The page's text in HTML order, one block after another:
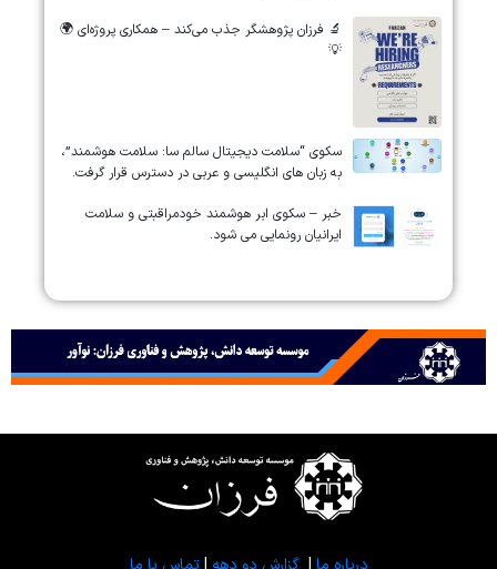
🔬 فرزان پژوهشگر جذب می‌کند – همکاری پروژه‌ای 🌍
💡
سکوی “سلامت دیجیتال سالم سا: سلامت هوشمند”،
به زبان های انگلیسی و عربی در دسترس قرار گرفت.
خبر – سکوی ابر هوشمند خودمراقبتی و سلامت
ایرانیان رونمایی می شود.